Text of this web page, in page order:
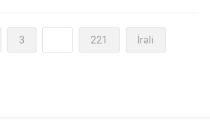
3 221 İrəli